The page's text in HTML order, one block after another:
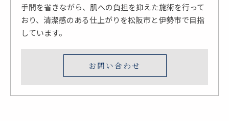
手間を省きながら、肌への負担を抑えた施術を行って
おり、清潔感のある仕上がりを松阪市と伊勢市で目指
しています。
お問い合わせ